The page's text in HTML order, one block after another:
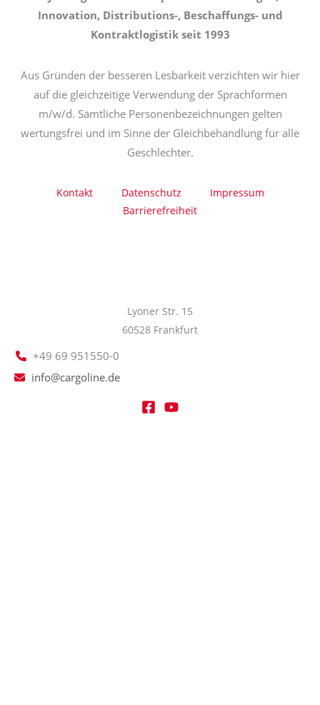
Innovation, Distributions-, Beschaffungs- und
Kontraktlogistik seit 1993
Aus Gründen der besseren Lesbarkeit verzichten wir hier
auf die gleichzeitige Verwendung der Sprachformen
m/w/d. Sämtliche Personenbezeichnungen gelten
wertungsfrei und im Sinne der Gleichbehandlung für alle
Geschlechter.
Kontakt Datenschutz
Impressum
Barrierefreiheit
Lyoner Str. 15
60528 Frankfurt
+49 69 951550-0
info@cargoline.de